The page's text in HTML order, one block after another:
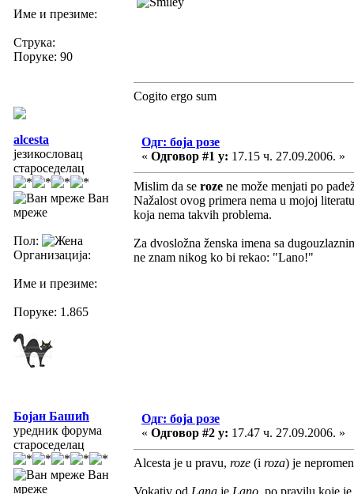
Име и презиме:
Струка:
Поруке: 90
Cogito ergo sum
alcesta
језикословац
староседелац
Ван
мреже
Пол:
Организација:
Име и презиме:
Поруке: 1.865
Одг: боја розе
« Одговор #1 у: 17.15 ч. 27.09.2006. »
Mislim da se roze ne može menjati po
Nažalost ovog primera nema u mojoj
koja nema takvih problema.
Za dvosložna ženska imena sa
ne znam nikog ko bi rekao: "Lano!"
Бојан Башић
уредник форума
староседелац
Ван
мреже
Одг: боја розе
« Одговор #2 у: 17.47 ч. 27.09.2006. »
Alcesta je u pravu, roze (i roza) je
Vokativ od Lana je Lano, po pravilu koje